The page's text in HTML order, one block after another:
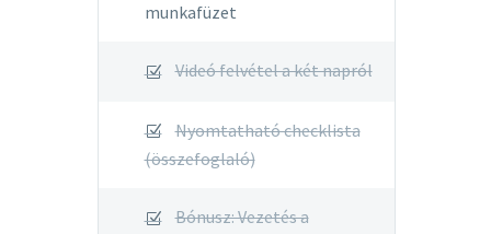
munkafüzet
Videó felvétel a két napról
Nyomtatható checklista
(összefoglaló)
Bónusz: Vezetés a